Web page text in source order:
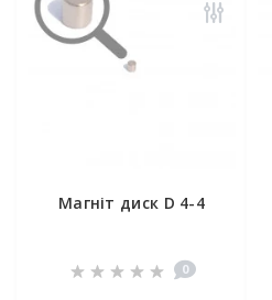
Магніт диск D 4-4
0